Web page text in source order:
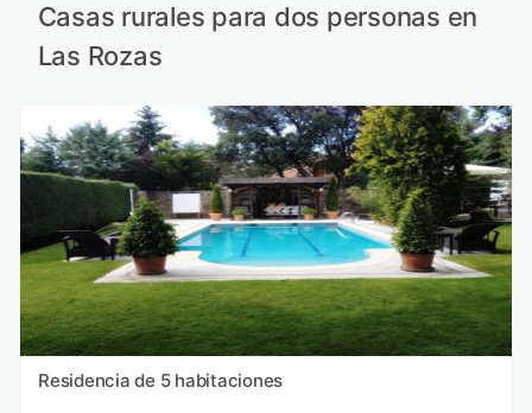
Casas rurales para dos personas en
Las Rozas
Residencia de 5 habitaciones